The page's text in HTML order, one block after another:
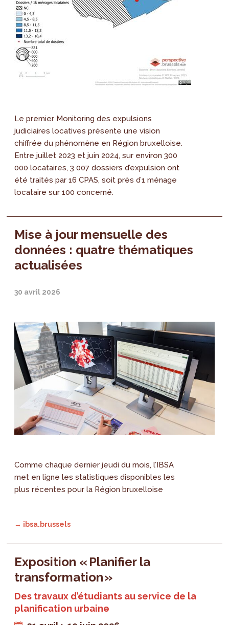
Le premier Monitoring des expulsions
judiciaires locatives présente une vision
chiffrée du phénomène en Région bruxelloise.
Entre juillet 2023 et juin 2024, sur environ 300
000 locataires, 3 007 dossiers d’expulsion ont
été traités par 16 CPAS, soit près d’1 ménage
locataire sur 100 concerné.
Mise à jour mensuelle des
données : quatre thématiques
actualisées
30 avril 2026
Comme chaque dernier jeudi du mois, l’IBSA
met en ligne les statistiques disponibles les
plus récentes pour la Région bruxelloise
→ ibsa.brussels
Exposition « Planifier la
transformation »
Des travaux d’étudiants au service de la
planification urbaine